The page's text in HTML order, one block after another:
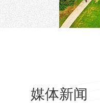
媒体新闻